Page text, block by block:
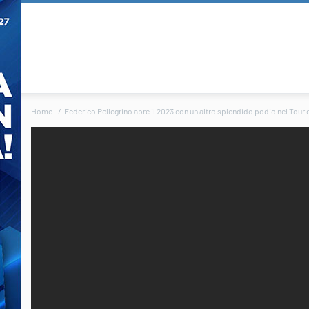
Home Federico Pellegrino apre il 2023 con un altro splendido podio nel Tour